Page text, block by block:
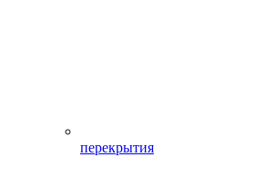
перекрытия